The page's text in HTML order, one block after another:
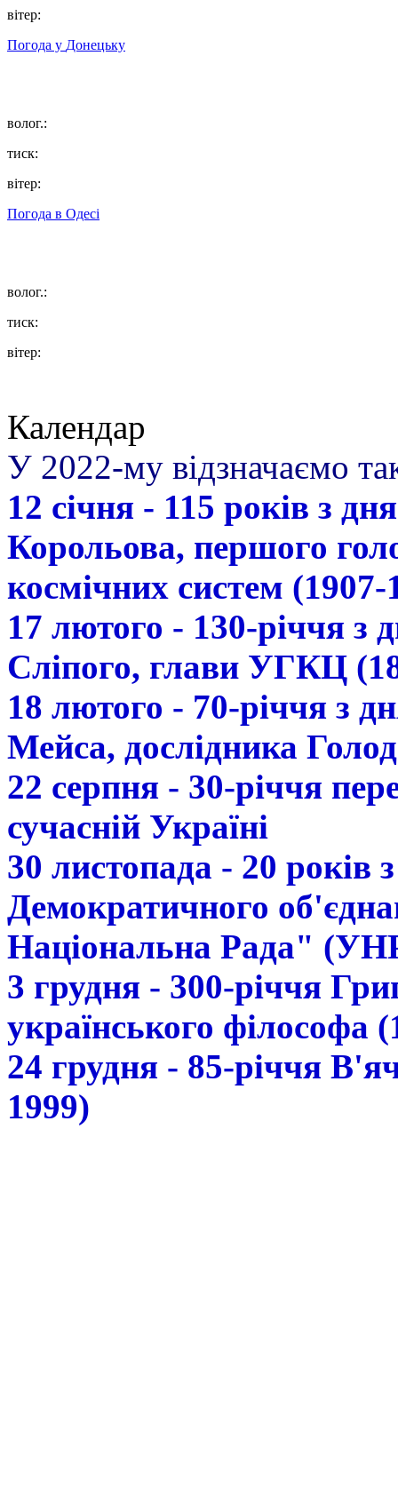
вітер:
Погода у Донецьку
волог.:
тиск:
вітер:
Погода в Одесі
волог.:
тиск:
вітер:
Календар
У 2022-му відзначаємо
12 січня - 115 років з
Корольова, першого
космічних систем (1907-
17 лютого - 130-річчя з
Сліпого, глави УГКЦ
18 лютого - 70-річчя з
Мейса, дослідника
22 серпня - 30-річчя
сучасній Україні
30 листопада - 20 років
Демократичного
Національна Рада"
3 грудня - 300-річчя
українського філософа
24 грудня - 85-річчя
1999)